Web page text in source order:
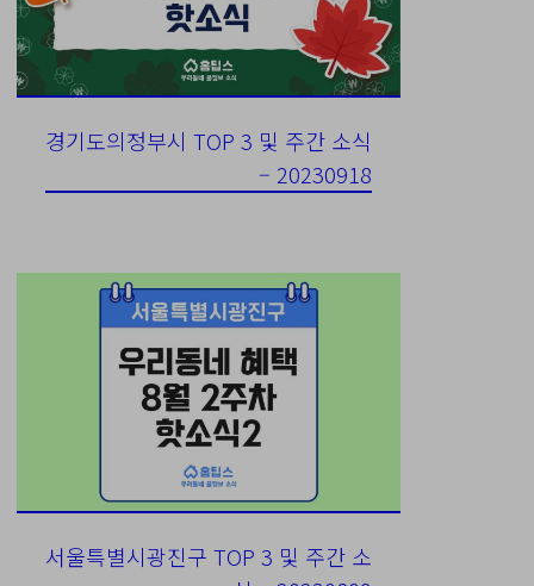
경기도의정부시 TOP 3 및 주간 소식
– 20230918
서울특별시광진구 TOP 3 및 주간 소